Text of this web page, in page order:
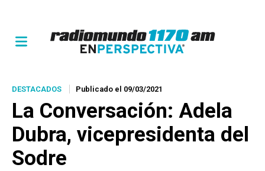
DESTACADOS Publicado el 09/03/2021
La Conversación: Adela
Dubra, vicepresidenta del
Sodre